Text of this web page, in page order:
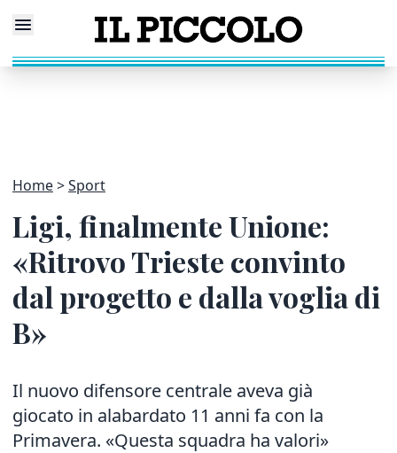
Home Sport
Ligi, finalmente Unione:
«Ritrovo Trieste convinto
dal progetto e dalla voglia di
B»
Il nuovo difensore centrale aveva già
giocato in alabardato 11 anni fa con la
Primavera. «Questa squadra ha valori»